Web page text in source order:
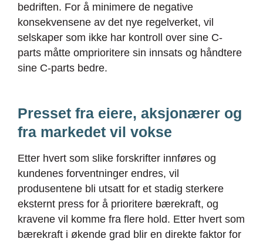
bedriften. For å minimere de negative
konsekvensene av det nye regelverket, vil
selskaper som ikke har kontroll over sine C-
parts måtte omprioritere sin innsats og håndtere
sine C-parts bedre.
Presset fra eiere, aksjonærer og
fra markedet vil vokse
Etter hvert som slike forskrifter innføres og
kundenes forventninger endres, vil
produsentene bli utsatt for et stadig sterkere
eksternt press for å prioritere bærekraft, og
kravene vil komme fra flere hold. Etter hvert som
bærekraft i økende grad blir en direkte faktor for